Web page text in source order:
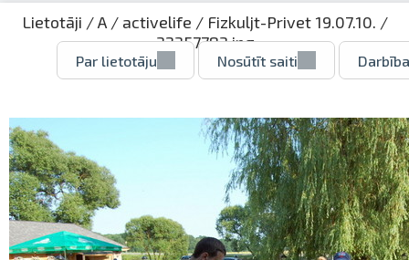
Lietotāji /A/ activelife / Fizkuljt-Privet 19.07.10. /
32357783.jpg
Par lietotāju Nosūtīt saiti